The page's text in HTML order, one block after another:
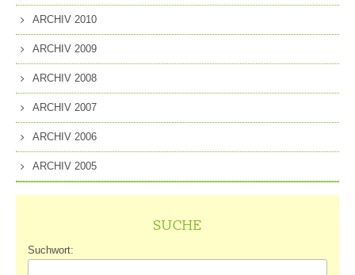
ARCHIV 2010
ARCHIV 2009
ARCHIV 2008
ARCHIV 2007
ARCHIV 2006
ARCHIV 2005
SUCHE
Suchwort: